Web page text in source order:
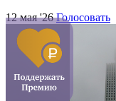
12 мая '26 Голосовать